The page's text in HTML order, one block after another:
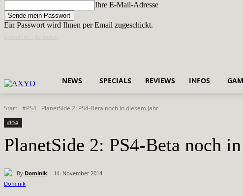
Ihre E-Mail-Adresse
Ein Passwort wird Ihnen per Email zugeschickt.
NEWS SPECIALS REVIEWS INFOS
Start #PS4 PlanetSide 2: PS4-Beta noch in diesem Jahr
#PS4
PlanetSide 2: PS4-Beta noch
By Dominik 14. November 2014